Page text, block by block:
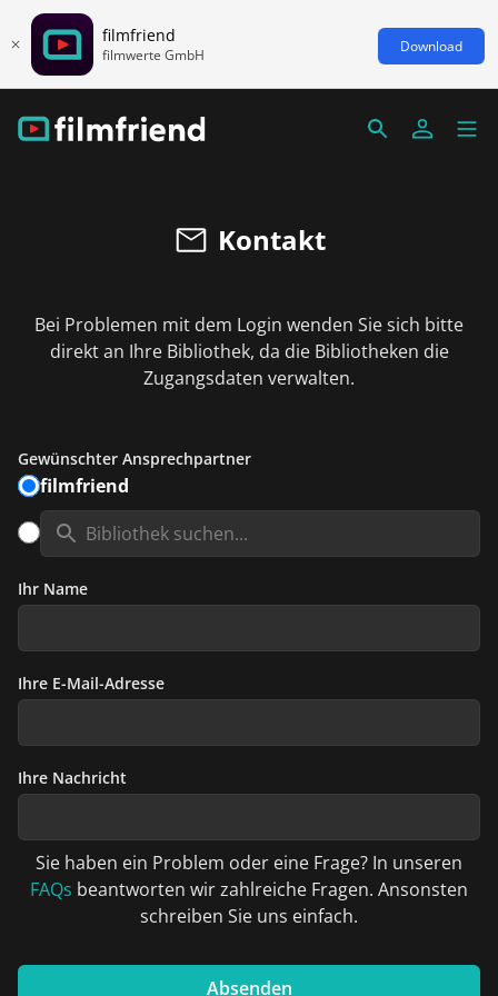
filmfriend
filmwerte GmbH Download
Kontakt
Bei Problemen mit dem Login wenden Sie sich bitte
direkt an Ihre Bibliothek, da die Bibliotheken die
Zugangsdaten verwalten.
Gewünschter Ansprechpartner
filmfriend
Ihr Name
Ihre E-Mail-Adresse
Ihre Nachricht
Sie haben ein Problem oder eine Frage? In unseren
FAQs beantworten wir zahlreiche Fragen. Ansonsten
schreiben Sie uns einfach.
Absenden